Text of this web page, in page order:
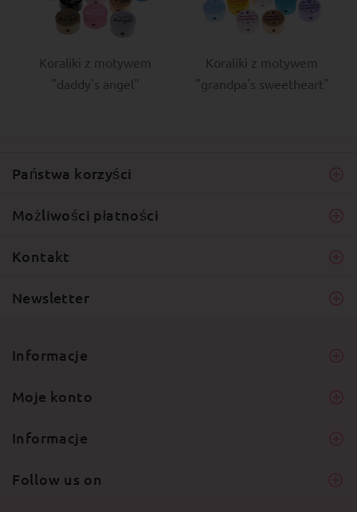
Koraliki z motywem
"daddy's angel"
Koraliki z motywem
"grandpa's sweetheart"
Państwa korzyści
Możliwości płatności
Kontakt
Newsletter
Informacje
Moje konto
Informacje
Follow us on